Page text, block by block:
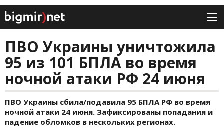
ПВО Украины уничтожила
95 из 101 БПЛА во время
ночной атаки РФ 24 июня
ПВО Украины сбила/подавила 95 БПЛА РФ во время
ночной атаки 24 июня. Зафиксированы попадания и
падение обломков в нескольких регионах.